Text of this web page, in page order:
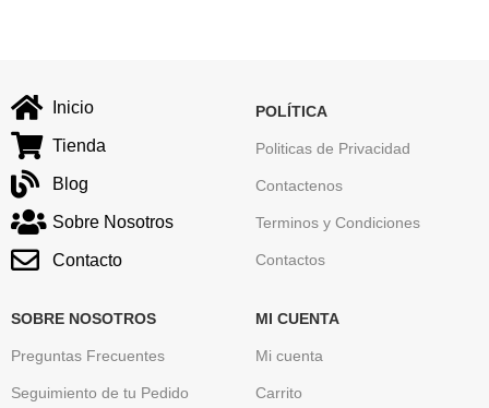
Inicio
Tienda
Blog
Sobre Nosotros
Contacto
POLÍTICA
Politicas de Privacidad
Contactenos
Terminos y Condiciones
Contactos
SOBRE NOSOTROS
Preguntas Frecuentes
Seguimiento de tu Pedido
MI CUENTA
Mi cuenta
Carrito